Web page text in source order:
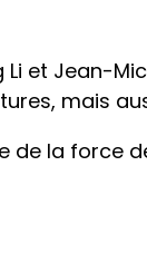
et Jean-
mais
de la